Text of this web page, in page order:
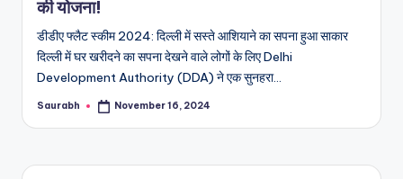
की योजना!
डीडीए फ्लैट स्कीम 2024: दिल्ली में सस्ते आशियाने का सपना हुआ साकार
दिल्ली में घर खरीदने का सपना देखने वाले लोगों के लिए Delhi
Development Authority (DDA) ने एक सुनहरा…
Posted
Saurabh November 16, 2024